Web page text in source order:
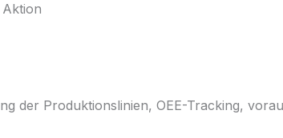
Aktion
der Produktionslinien, OEE-Tracking,